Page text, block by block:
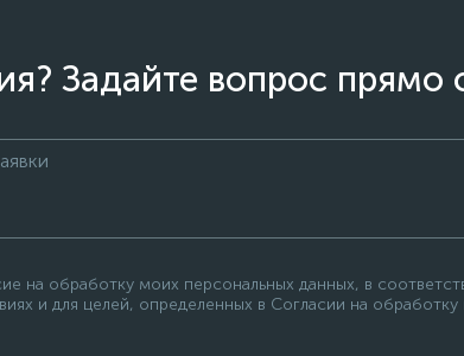
Задайте вопрос прямо
на обработку моих персональных данных, в
и для целей, определенных в Согласии на обработку